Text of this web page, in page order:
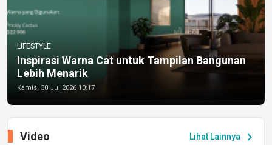
LIFESTYLE
Inspirasi Warna Cat untuk Tampilan Bangunan
Lebih Menarik
Kamis, 30 Jul 2026 10:17
Lihat Lainnya chevron_right
Video